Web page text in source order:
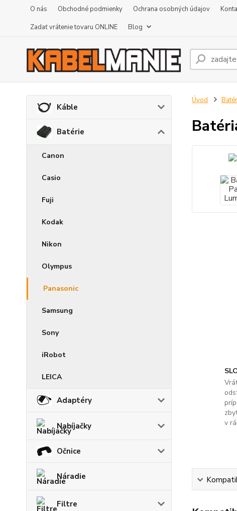
O nás Obchodné podmienky Ochrana osobných údajov
Zadať vrátenie tovaru ONLINE
Blog
Káble
Batérie
Canon
Casio
Fuji
Kodak
Nikon
Olympus
Panasonic
Samsung
Sony
iRobot
LEICA
Adaptéry
Nabíjačky
Očnice
Náradie
Filtre
Úvod
v